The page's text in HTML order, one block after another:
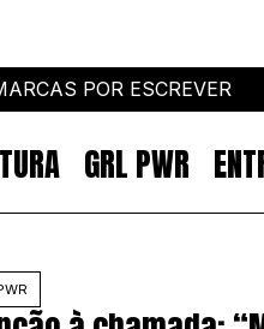
POR ESCREVER
GRL PWR
escrever